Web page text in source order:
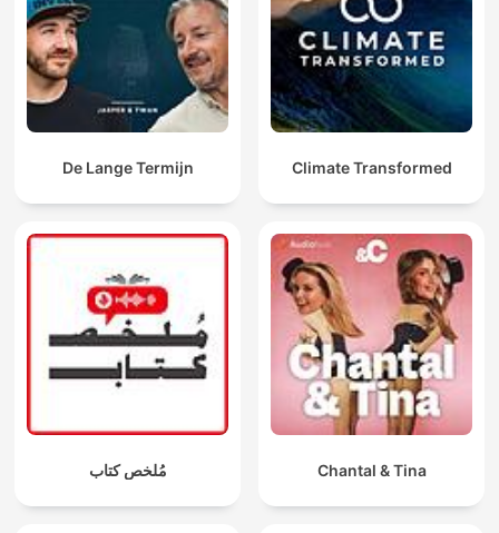
De Lange Termijn Climate Transformed
مُلخص كتاب Chantal & Tina